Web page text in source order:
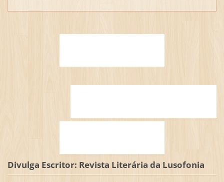
Divulga Escritor: Revista Literária da Lusofonia